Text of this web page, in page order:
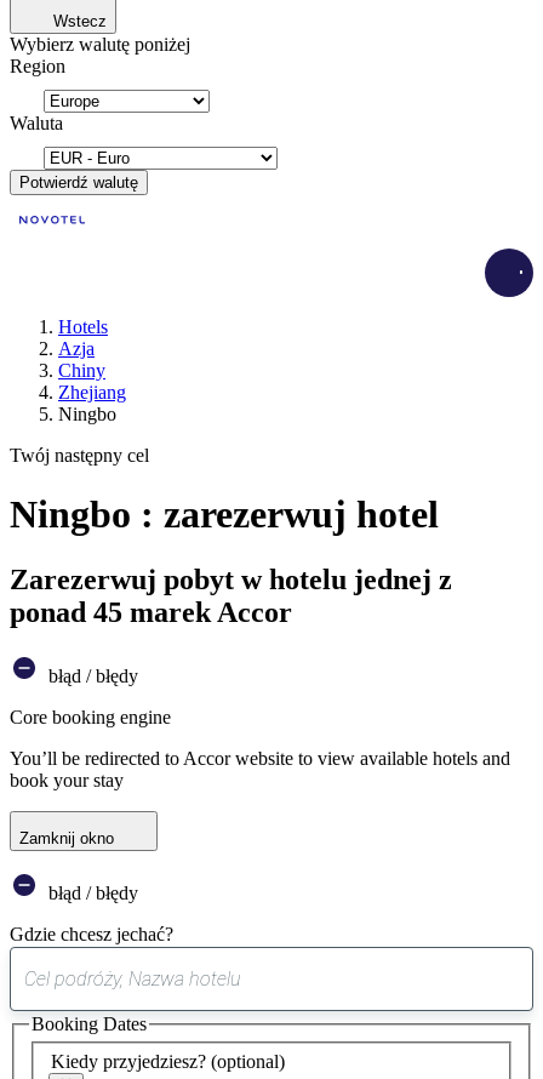
Wstecz
Wybierz walutę poniżej
Region
Waluta
Potwierdź walutę
Hotels
Azja
Chiny
Zhejiang
Ningbo
Twój następny cel
Ningbo : zarezerwuj hotel
Zarezerwuj pobyt w hotelu jednej z
ponad 45 marek Accor
błąd / błędy
Core booking engine
You’ll be redirected to Accor website to view available hotels and
book your stay
Zamknij okno
błąd / błędy
Gdzie chcesz jechać?
sugestia
została
znaleziona
Kiedy przyjedziesz? (optional)
Booking Dates